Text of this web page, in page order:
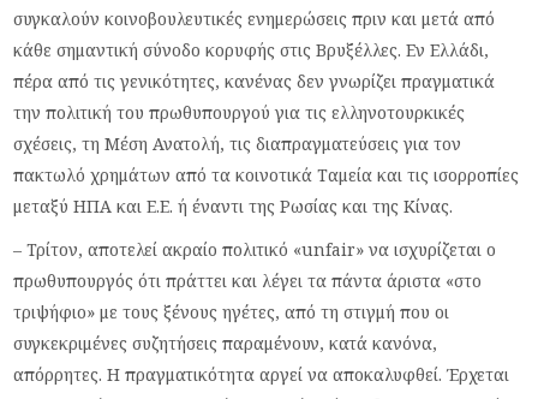
συγκαλούν κοινοβουλευτικές ενημερώσεις πριν και μετά από
κάθε σημαντική σύνοδο κορυφής στις Βρυξέλλες. Εν Ελλάδι,
πέρα από τις γενικότητες, κανένας δεν γνωρίζει πραγματικά
την πολιτική του πρωθυπουργού για τις ελληνοτουρκικές
σχέσεις, τη Μέση Ανατολή, τις διαπραγματεύσεις για τον
πακτωλό χρημάτων από τα κοινοτικά Ταμεία και τις ισορροπίες
μεταξύ ΗΠΑ και Ε.Ε. ή έναντι της Ρωσίας και της Κίνας.
– Τρίτον, αποτελεί ακραίο πολιτικό «unfair» να ισχυρίζεται ο
πρωθυπουργός ότι πράττει και λέγει τα πάντα άριστα «στο
τριψήφιο» με τους ξένους ηγέτες, από τη στιγμή που οι
συγκεκριμένες συζητήσεις παραμένουν, κατά κανόνα,
απόρρητες. Η πραγματικότητα αργεί να αποκαλυφθεί. Έρχεται